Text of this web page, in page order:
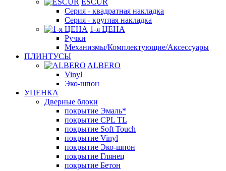
Серия - квадратная накладка
Серия - круглая накладка
1-я ЦЕНА
Ручки
Механизмы/Комплектующие/Аксессуары
ПЛИНТУСЫ
ALBERO
Vinyl
Эко-шпон
УЦЕНКА
Дверные блоки
покрытие Эмаль*
покрытие CPL TL
покрытие Soft Touch
покрытие Vinyl
покрытие Эко-шпон
покрытие Глянец
покрытие Бетон